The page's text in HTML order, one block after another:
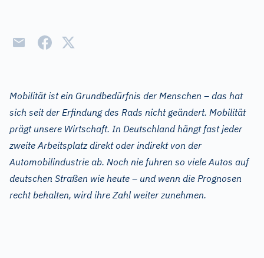
Mobilität ist ein Grundbedürfnis der Menschen – das hat
sich seit der Erfindung des Rads nicht geändert. Mobilität
prägt unsere Wirtschaft. In Deutschland hängt fast jeder
zweite Arbeitsplatz direkt oder indirekt von der
Automobilindustrie ab. Noch nie fuhren so viele Autos auf
deutschen Straßen wie heute – und wenn die Prognosen
recht behalten, wird ihre Zahl weiter zunehmen.